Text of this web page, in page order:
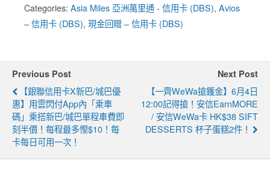
Categories: Asia Miles 亞洲萬里通 - 信用卡 (DBS), Avios
– 信用卡 (DBS), 現金回贈 – 信用卡 (DBS)
Previous Post
【銀聯信用卡x新巴/城巴優
惠】用雲閃付App內「乘車
碼」乘搭新巴/城巴單程車費即
刻半價！每程最多慳$10！每
卡每日可用一次！
Next Post
【一齊WeWa搶鑊金】6月4日
12:00記得搶！安信EarnMORE
/ 安信WeWa卡 HK$38 SIFT
DESSERTS 杯子蛋糕2件！